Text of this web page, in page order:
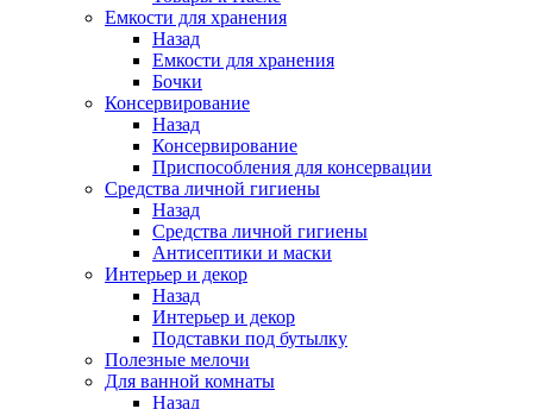
Емкости для хранения
Назад
Емкости для хранения
Бочки
Консервирование
Назад
Консервирование
Приспособления для консервации
Средства личной гигиены
Назад
Средства личной гигиены
Антисептики и маски
Интерьер и декор
Назад
Интерьер и декор
Подставки под бутылку
Полезные мелочи
Для ванной комнаты
Назад